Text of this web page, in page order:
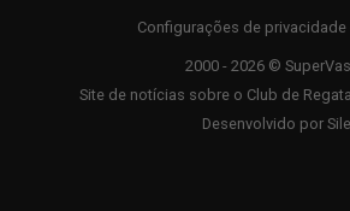
Configurações de privacidade
2000 - 2026 ©
Site de notícias sobre o Club de
Desenvolvido por Sile